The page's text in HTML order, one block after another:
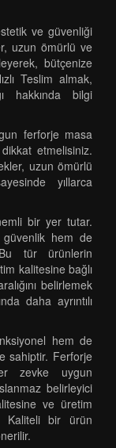
ve güvenliği
uzun ömürlü ve
bütçenize
Teslim almak,
hakkında bilgi
ferforje masa
etmelisiniz.
uzun ömürlü
yıllarca
bir yer tutar.
güvenlik hem de
tür ürünlerin
kalitesine bağlı
belirlemek
daha ayrıntılı
hem de
sahiptir. Ferforje
zevke uygun
belirleyici
ve üretim
Kaliteli bir ürün